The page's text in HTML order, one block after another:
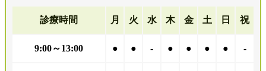
診療時間 月 火 水 木 金 土 日 祝
9:00～13:00 ● ● - ● ● ● ● -